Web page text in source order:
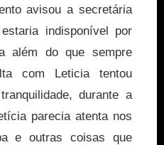
avisou a secretária
indisponível por
além do que sempre
com Leticia tentou
durante a
parecia atenta nos
e outras coisas que